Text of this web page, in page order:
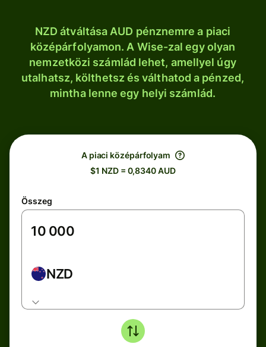
NZD átváltása AUD pénznemre a piaci
középárfolyamon. A Wise-zal egy olyan
nemzetközi számlád lehet, amellyel úgy
utalhatsz, költhetsz és válthatod a pénzed,
mintha lenne egy helyi számlád.
A piaci középárfolyam
$1 NZD = 0,8340 AUD
Összeg
NZD